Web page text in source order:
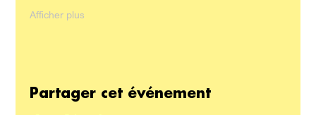
Afficher plus
Partager cet événement